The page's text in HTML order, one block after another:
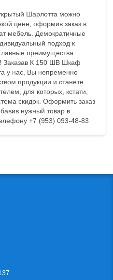
Шарлотта можно
цене, оформив заказ в
мебель. Демократичные
подход к
преимущества
Заказав К 150 ШВ Шкаф
у нас, Вы непременно
продукции и станете
для которых, кстати,
скидок. Оформить заказ
нужный товар в
+7 (953) 093-48-83